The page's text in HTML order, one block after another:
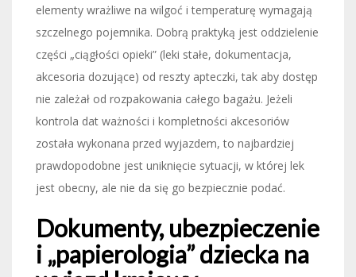
elementy wrażliwe na wilgoć i temperaturę wymagają
szczelnego pojemnika. Dobrą praktyką jest oddzielenie
części „ciągłości opieki” (leki stałe, dokumentacja,
akcesoria dozujące) od reszty apteczki, tak aby dostęp
nie zależał od rozpakowania całego bagażu. Jeżeli
kontrola dat ważności i kompletności akcesoriów
została wykonana przed wyjazdem, to najbardziej
prawdopodobne jest uniknięcie sytuacji, w której lek
jest obecny, ale nie da się go bezpiecznie podać.
Dokumenty, ubezpieczenie
i „papierologia” dziecka na